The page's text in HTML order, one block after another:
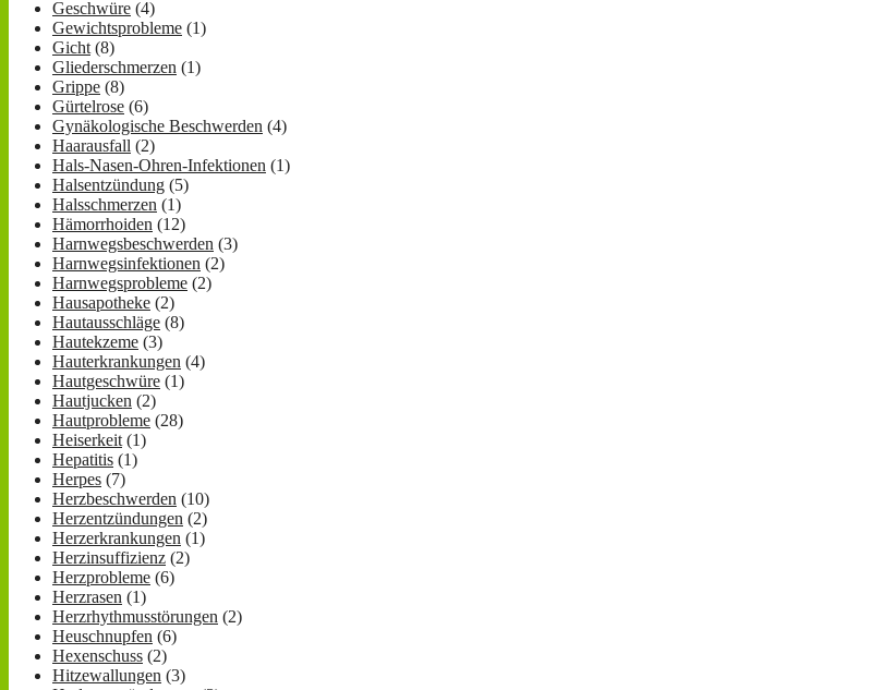
Geschwüre (4)
Gewichtsprobleme (1)
Gicht (8)
Gliederschmerzen (1)
Grippe (8)
Gürtelrose (6)
Gynäkologische Beschwerden (4)
Haarausfall (2)
Hals-Nasen-Ohren-Infektionen (1)
Halsentzündung (5)
Halsschmerzen (1)
Hämorrhoiden (12)
Harnwegsbeschwerden (3)
Harnwegsinfektionen (2)
Harnwegsprobleme (2)
Hausapotheke (2)
Hautausschläge (8)
Hautekzeme (3)
Hauterkrankungen (4)
Hautgeschwüre (1)
Hautjucken (2)
Hautprobleme (28)
Heiserkeit (1)
Hepatitis (1)
Herpes (7)
Herzbeschwerden (10)
Herzentzündungen (2)
Herzerkrankungen (1)
Herzinsuffizienz (2)
Herzprobleme (6)
Herzrasen (1)
Herzrhythmusstörungen (2)
Heuschnupfen (6)
Hexenschuss (2)
Hitzewallungen (3)